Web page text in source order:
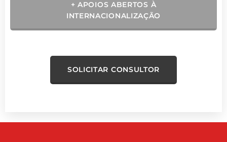
+ APOIOS ABERTOS À
INTERNACIONALIZAÇÃO
SOLICITAR CONSULTOR